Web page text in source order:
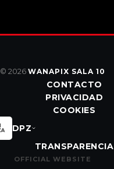
© 2026 WANAPIX SALA 10
CONTACTO
PRIVACIDAD
COOKIES
DPZ
TRANSPARENCIA
OFFICIAL WEBSITE